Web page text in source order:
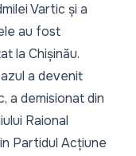
Vartic și a
au fost
la Chișinău.
a devenit
a demisionat din
Raional
Partidul Acțiune